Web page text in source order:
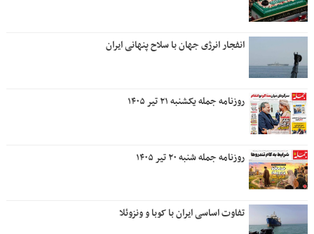
انفجار انرژی جهان با سلاح پنهانی ایران
روزنامه جمله یکشنبه ۲۱ تیر ۱۴۰۵
روزنامه جمله شنبه ۲۰ تیر ۱۴۰۵
تفاوت اساسی ایران با کوبا و ونزوئلا